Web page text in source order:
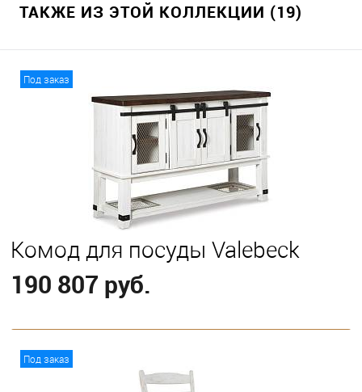
ТАКЖЕ ИЗ ЭТОЙ КОЛЛЕКЦИИ (19)
Под заказ
Комод для посуды Valebeck
190 807 руб.
Под заказ